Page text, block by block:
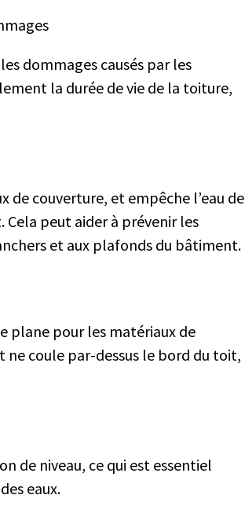
dommages causés par les
la durée de vie de la toiture,
de couverture, et empêche l’eau de
peut aider à prévenir les
et aux plafonds du bâtiment.
plane pour les matériaux de
ne coule par-dessus le bord du toit,
de niveau, ce qui est essentiel
eaux.